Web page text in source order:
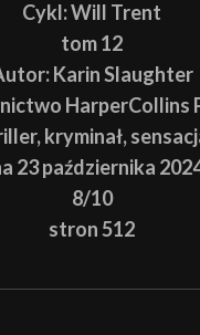
Cykl: Will Trent
tom 12
Karin Slaughter
HarperCollins
kryminał,
23 października
8/10
stron 512